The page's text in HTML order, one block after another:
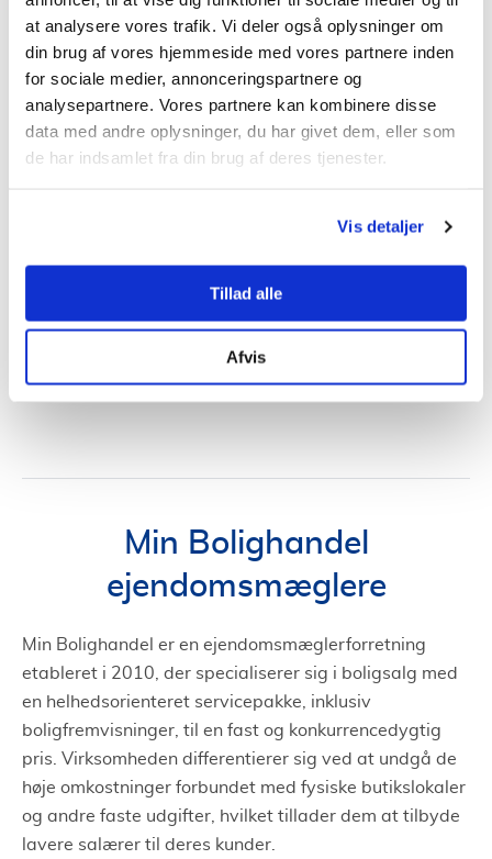
at analysere vores trafik. Vi deler også oplysninger om
din brug af vores hjemmeside med vores partnere inden
for sociale medier, annonceringspartnere og
analysepartnere. Vores partnere kan kombinere disse
data med andre oplysninger, du har givet dem, eller som
de har indsamlet fra din brug af deres tjenester.
Vis detaljer
Tillad alle
Afvis
Tjek med venner og bekendte, om de har brugt en
ejendomsmægler, som de er tilfredse med.
Gå kontrakten igennem
Præciser, hvad der er inkluderet i tilbuddet fra de
forskellige mæglere, og hvad du måske selv vil stå
Jeg ønsker tilbud
Min Bolighandel
ejendomsmæglere
Min Bolighandel er en ejendomsmæglerforretning
etableret i 2010, der specialiserer sig i boligsalg med
en helhedsorienteret servicepakke, inklusiv
boligfremvisninger, til en fast og konkurrencedygtig
pris. Virksomheden differentierer sig ved at undgå de
høje omkostninger forbundet med fysiske butikslokaler
og andre faste udgifter, hvilket tillader dem at tilbyde
lavere salærer til deres kunder.